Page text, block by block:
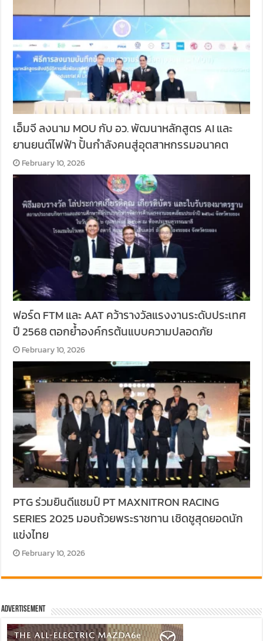
เอ็มจี ลงนาม MOU กับ อว. พัฒนาหลักสูตร AI และ
ยานยนต์ไฟฟ้า ปั้นกำลังคนสู่อุตสาหกรรมอนาคต
February 10, 2026
ฟอร์ด FTM และ AAT คว้ารางวัลแรงงานระดับประเทศ
ปี 2568 ตอกย้ำองค์กรต้นแบบความปลอดภัย
February 10, 2026
PTG ร่วมยินดีแชมป์ PT MAXNITRON RACING
SERIES 2025 มอบถ้วยพระราชทาน เชิดชูสุดยอดนัก
แข่งไทย
February 10, 2026
Advertisement